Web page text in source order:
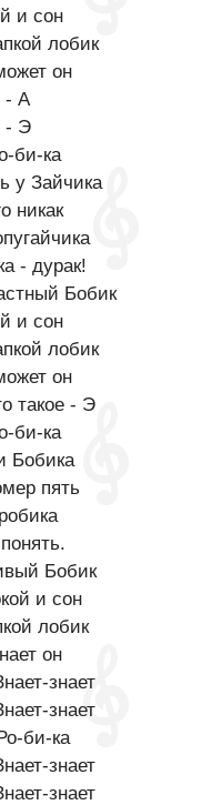
и сон
лобик
он
- А
- Э
би-ка
у Зайчика
никак
- дурак!
Бобик
и сон
лобик
он
такое - Э
би-ка
Бобика
пять
Бобик
и сон
лобик
он
знает
знает
би-ка
знает
знает